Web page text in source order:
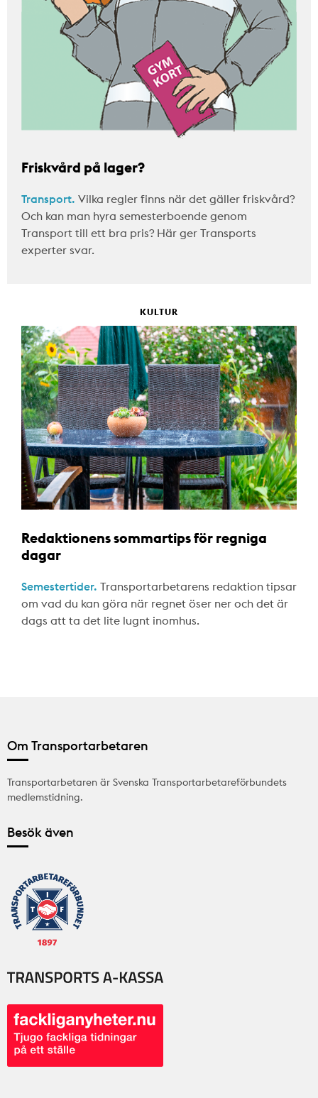
Friskvård på lager?
Transport. Vilka regler finns när det gäller friskvård?
Och kan man hyra semesterboende genom
Transport till ett bra pris? Här ger Transports
experter svar.
KULTUR
Redaktionens sommartips för regniga
dagar
Semestertider. Transportarbetarens redaktion tipsar
om vad du kan göra när regnet öser ner och det är
dags att ta det lite lugnt inomhus.
Om Transportarbetaren
Transportarbetaren är Svenska Transportarbetareförbundets
medlemstidning.
Besök även